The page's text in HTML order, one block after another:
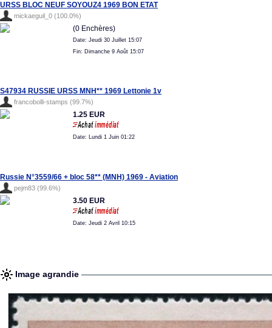
URSS BLOC NEUF SOYOUZ4 1969 BON ETAT
mickaeguil_0 (100.0%)
(0 Enchères)
Date: Jeudi 30 Juillet 15:07
Fin: Dimanche 9 Août 15:07
S47934 RUSSIE URSS MNH** 1969 Lettonie 1v
francobolli-stamps (99.7%)
1.25 EUR
Date: Lundi 1 Juin 01:22
Russie N°3559/66 + bloc 58** (MNH) 1969 - Aviation
pejm83 (99.6%)
3.50 EUR
Date: Jeudi 2 Avril 10:15
Image agrandie